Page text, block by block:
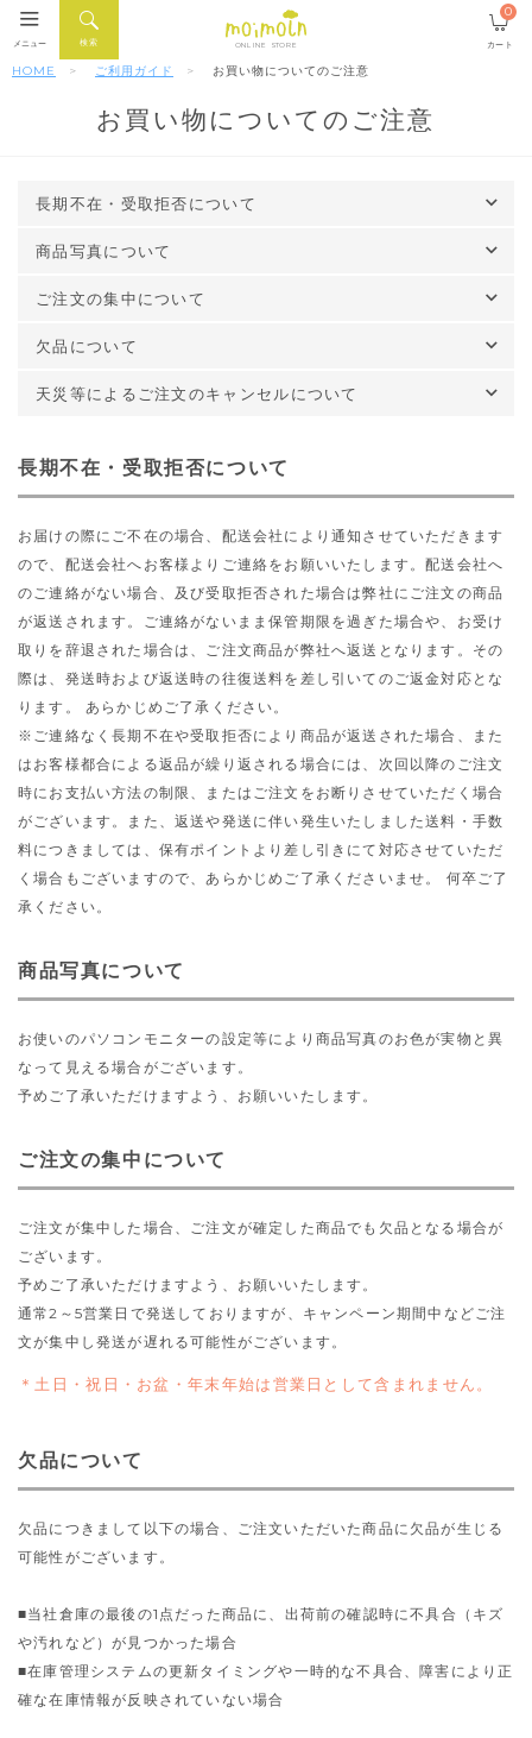
ONLINE STORE
検索
メニュー カート
0
HOME ご利用ガイド お買い物についてのご注意
お買い物についてのご注意
長期不在・受取拒否について
商品写真について
ご注文の集中について
欠品について
天災等によるご注文のキャンセルについて
長期不在・受取拒否について
お届けの際にご不在の場合、配送会社により通知させていただきます
ので、配送会社へお客様よりご連絡をお願いいたします。配送会社へ
のご連絡がない場合、及び受取拒否された場合は弊社にご注文の商品
が返送されます。ご連絡がないまま保管期限を過ぎた場合や、お受け
取りを辞退された場合は、ご注文商品が弊社へ返送となります。その
際は、発送時および返送時の往復送料を差し引いてのご返金対応とな
ります。 あらかじめご了承ください。
※ご連絡なく長期不在や受取拒否により商品が返送された場合、また
はお客様都合による返品が繰り返される場合には、次回以降のご注文
時にお支払い方法の制限、またはご注文をお断りさせていただく場合
がございます。また、返送や発送に伴い発生いたしました送料・手数
料につきましては、保有ポイントより差し引きにて対応させていただ
く場合もございますので、あらかじめご了承くださいませ。 何卒ご了
承ください。
商品写真について
お使いのパソコンモニターの設定等により商品写真のお色が実物と異
なって見える場合がございます。
予めご了承いただけますよう、お願いいたします。
ご注文の集中について
ご注文が集中した場合、ご注文が確定した商品でも欠品となる場合が
ございます。
予めご了承いただけますよう、お願いいたします。
通常2～5営業日で発送しておりますが、キャンペーン期間中などご注
文が集中し発送が遅れる可能性がございます。
土日・祝日・お盆・年末年始は営業日として含まれません。
欠品について
欠品につきまして以下の場合、ご注文いただいた商品に欠品が生じる
可能性がございます。
■当社倉庫の最後の1点だった商品に、出荷前の確認時に不具合（キズ
や汚れなど）が見つかった場合
■在庫管理システムの更新タイミングや一時的な不具合、障害により正
確な在庫情報が反映されていない場合